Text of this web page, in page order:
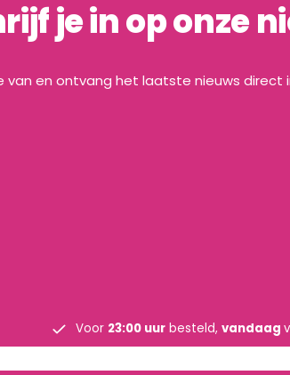
je in op onze
van en ontvang het laatste nieuws direct
Voor 23:00 uurbesteld, vandaag